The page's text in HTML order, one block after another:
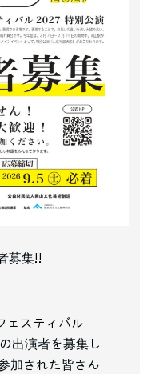
募集!!
ェスティバル
出演者を募集し
加された皆さん